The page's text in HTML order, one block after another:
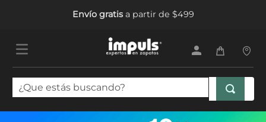
Envío gratisa partir de $499
¿Que estás buscando?